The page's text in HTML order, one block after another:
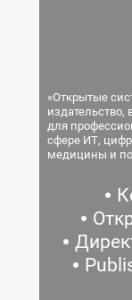
«Открытые
для
сфере ИТ,
медицины и